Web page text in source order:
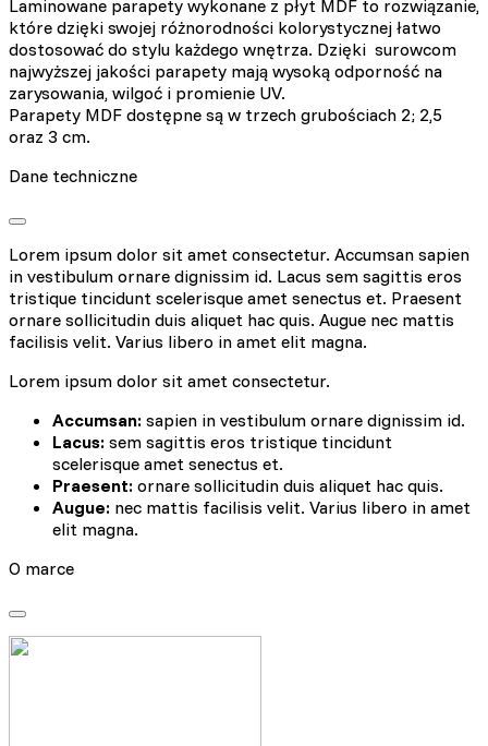
Laminowane parapety wykonane z płyt MDF to rozwiązanie,
które dzięki swojej różnorodności kolorystycznej łatwo
dostosować do stylu każdego wnętrza. Dzięki surowcom
najwyższej jakości parapety mają wysoką odporność na
zarysowania, wilgoć i promienie UV.
Parapety MDF dostępne są w trzech grubościach 2; 2,5
oraz 3 cm.
Dane techniczne
Lorem ipsum dolor sit amet consectetur. Accumsan sapien
in vestibulum ornare dignissim id. Lacus sem sagittis eros
tristique tincidunt scelerisque amet senectus et. Praesent
ornare sollicitudin duis aliquet hac quis. Augue nec mattis
facilisis velit. Varius libero in amet elit magna.
Lorem ipsum dolor sit amet consectetur.
Accumsan: sapien in vestibulum ornare dignissim id.
Lacus: sem sagittis eros tristique tincidunt
scelerisque amet senectus et.
Praesent: ornare sollicitudin duis aliquet hac quis.
Augue: nec mattis facilisis velit. Varius libero in amet
elit magna.
O marce